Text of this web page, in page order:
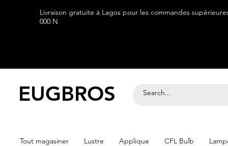
Livraison gratuite à Lagos pour les commandes
000 N
EUGBROS
Tout magasiner Lustre Applique CFL Bulb